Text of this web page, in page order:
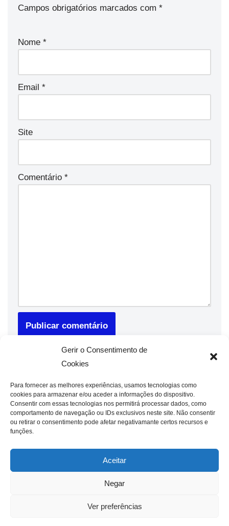
Gerir o Consentimento de
Cookies
Para fornecer as melhores experiências, usamos tecnologias como
cookies para armazenar e/ou aceder a informações do dispositivo.
Consentir com essas tecnologias nos permitirá processar dados, como
comportamento de navegação ou IDs exclusivos neste site. Não consentir
ou retirar o consentimento pode afetar negativamante certos recursos e
funções.
Aceitar
Negar
Ver preferências
Campos obrigatórios marcados com *
Nome *
Email *
Site
Comentário *